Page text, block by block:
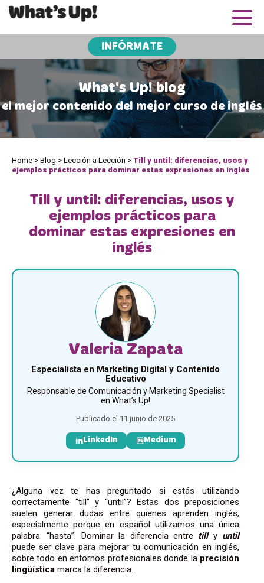
INFÓRMATE
What's Up! blog
el mejor contenido del mejor curso de inglés
Home > Blog > Lección a Lección > Till y until: diferencias, usos y
ejemplos prácticos para dominar estas expresiones en inglés
Till y until: diferencias, usos y
ejemplos prácticos para
dominar estas expresiones en
inglés
Valeria Zapata
Especialista en Marketing Digital y Contenido
Educativo
Responsable de Comunicación y Marketing Specialist
en What’s Up!
Publicado el 11 junio de 2025
LinkedIn Medium
¿Alguna vez te has preguntado si estás utilizando
correctamente “till” y “until”? Estas dos preposiciones
suelen generar dudas entre quienes aprenden inglés,
especialmente porque en español utilizamos una única
palabra: “hasta”. Dominar la diferencia entre till y until
puede ser clave para mejorar tu comunicación en inglés,
sobre todo en entornos profesionales donde la precisión
lingüística marca la diferencia.